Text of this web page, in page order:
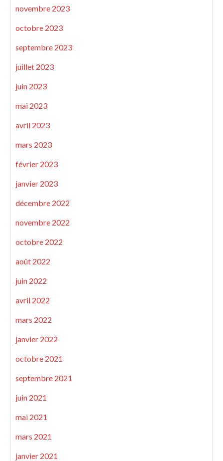
novembre 2023
octobre 2023
septembre 2023
juillet 2023
juin 2023
mai 2023
avril 2023
mars 2023
février 2023
janvier 2023
décembre 2022
novembre 2022
octobre 2022
août 2022
juin 2022
avril 2022
mars 2022
janvier 2022
octobre 2021
septembre 2021
juin 2021
mai 2021
mars 2021
janvier 2021